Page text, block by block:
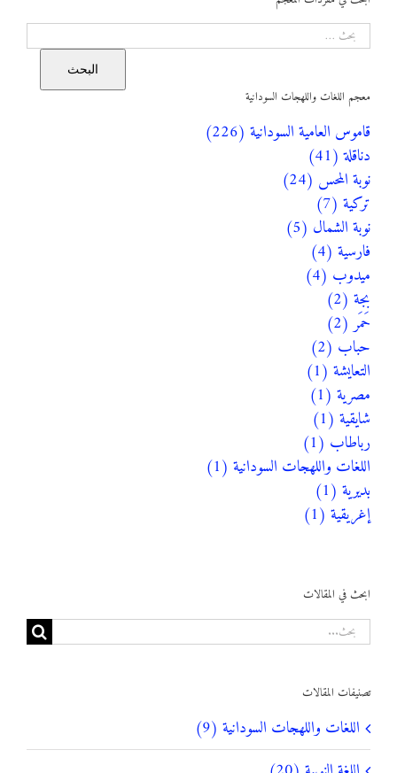
ابحث في المقالات
البحث
عن:
تصنيفات المقالات
اللغات واللهجات السودانية (9)
البحث
البحث
معجم اللغات واللهجات السودانية
قاموس العامية السودانية (226)
دناقلة (41)
نوبة المحس (24)
تركية (7)
نوبة الشمال (5)
فارسية (4)
ميدوب (4)
بجة (2)
حَمَر (2)
حباب (2)
التعايشة (1)
مصرية (1)
شايقية (1)
رباطاب (1)
اللغات واللهجات السودانية (1)
بديرية (1)
إغريقية (1)